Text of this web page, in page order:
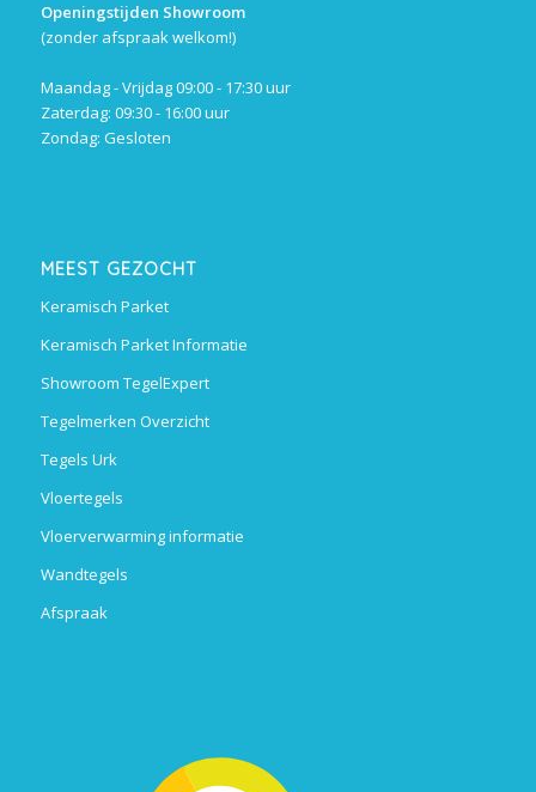
Openingstijden Showroom
(zonder afspraak welkom!)
Maandag - Vrijdag 09:00 - 17:30 uur
Zaterdag: 09:30 - 16:00 uur
Zondag: Gesloten
MEEST GEZOCHT
Keramisch Parket
Keramisch Parket Informatie
Showroom TegelExpert
Tegelmerken Overzicht
Tegels Urk
Vloertegels
Vloerverwarming informatie
Wandtegels
Afspraak